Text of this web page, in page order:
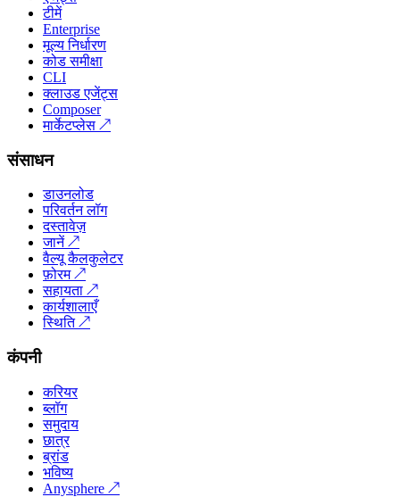
टीमें
Enterprise
मूल्य निर्धारण
कोड समीक्षा
CLI
क्लाउड एजेंट्स
Composer
मार्केटप्लेस ↗
संसाधन
डाउनलोड
परिवर्तन लॉग
दस्तावेज़
जानें↗
वैल्यू कैलकुलेटर
फ़ोरम↗
सहायता ↗
कार्यशालाएँ
स्थिति↗
कंपनी
करियर
ब्लॉग
समुदाय
छात्र
ब्रांड
भविष्य
Anysphere ↗